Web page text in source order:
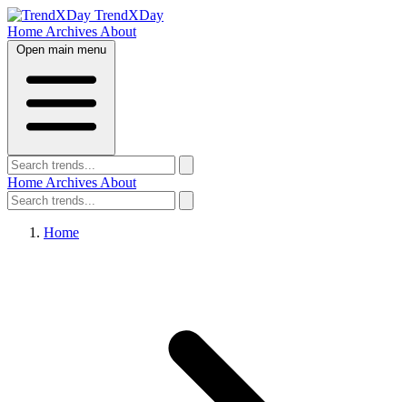
TrendXDay
Home Archives About
Open main menu
Home Archives About
Home